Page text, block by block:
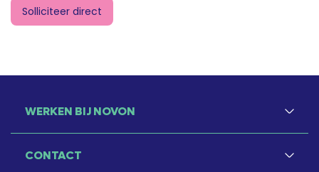
Solliciteer direct
WERKEN BIJ NOVON
CONTACT